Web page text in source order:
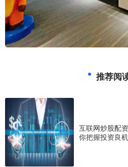
推荐阅
互联网炒股配
你把握投资良机